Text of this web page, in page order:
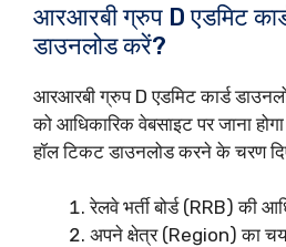
आरआरबी ग्रुप D एडमिट
डाउनलोड करें?
आरआरबी ग्रुप D एडमिट कार्ड
को आधिकारिक वेबसाइट पर जाना
हॉल टिकट डाउनलोड करने के चरण
रेलवे भर्ती बोर्ड (RRB) की
अपने क्षेत्र (Region) का